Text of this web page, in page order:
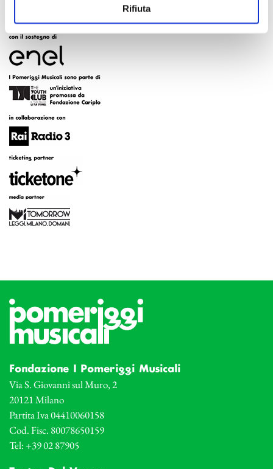
Rifiuta
Fondazione I Pomeriggi Musicali
Via S. Giovanni sul Muro, 2
20121 Milano
Partita Iva 04410060158
Cod. Fisc. 80078650159
Tel: +39 02 87905